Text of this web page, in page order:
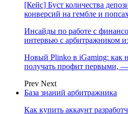
[Кейс] Буст количества
конверсий на гембле и
Инсайды по работе с
интервью с арбитражником
Новый Plinko в iGaming: как
получать профит первыми,
Prev Next
База знаний арбитражника
Как купить аккаунт